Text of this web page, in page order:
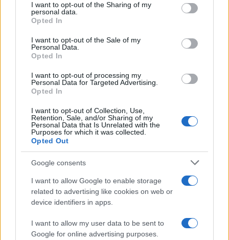
not limited to your visit or usage behaviour. You may click to
grant or deny consent to Google and its third-party tags to
use your data for below specified purposes in below Google
consent section.
I want to opt-out of the Sharing of my
personal data.
Opted In
I want to opt-out of the Sale of my
Personal Data.
Opted In
I want to opt-out of processing my
Personal Data for Targeted Advertising.
Opted In
I want to opt-out of Collection, Use,
Retention, Sale, and/or Sharing of my
Personal Data that Is Unrelated with the
Purposes for which it was collected.
Opted Out
Google consents
I want to allow Google to enable storage
related to advertising like cookies on web or
device identifiers in apps.
I want to allow my user data to be sent to
Google for online advertising purposes.
F
a
ce
b
o
o
k
T
w
it
te
r
Pi
te
st
W
at
A
p
S
a
Articolo precedente
Sangue, musica e solidarietà con Avis Olbia al
Delta Center
Meteo Olbia 9 agosto, temperature in calo
Salmo finisce in ospedale a Catania, ma il tour
va avanti: “Sicilia, ci sono”